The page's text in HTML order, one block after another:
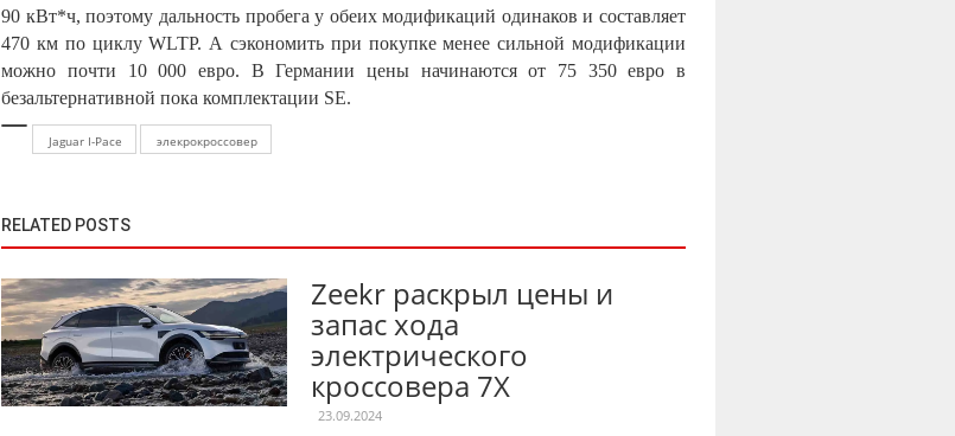
90 кВт*ч, поэтому дальность пробега у обеих модификаций одинаков и составляет
470 км по циклуWLTP. А сэкономить при покупке менее сильной модификации
можно почти 10 000 евро. В Германии цены начинаются от 75 350 евро в
безальтернативной пока комплектации SE.
Jaguar I-Pace элекрокроссовер
RELATED POSTS
Zeekr раскрыл цены и
запас хода
электрического
кроссовера 7X
23.09.2024